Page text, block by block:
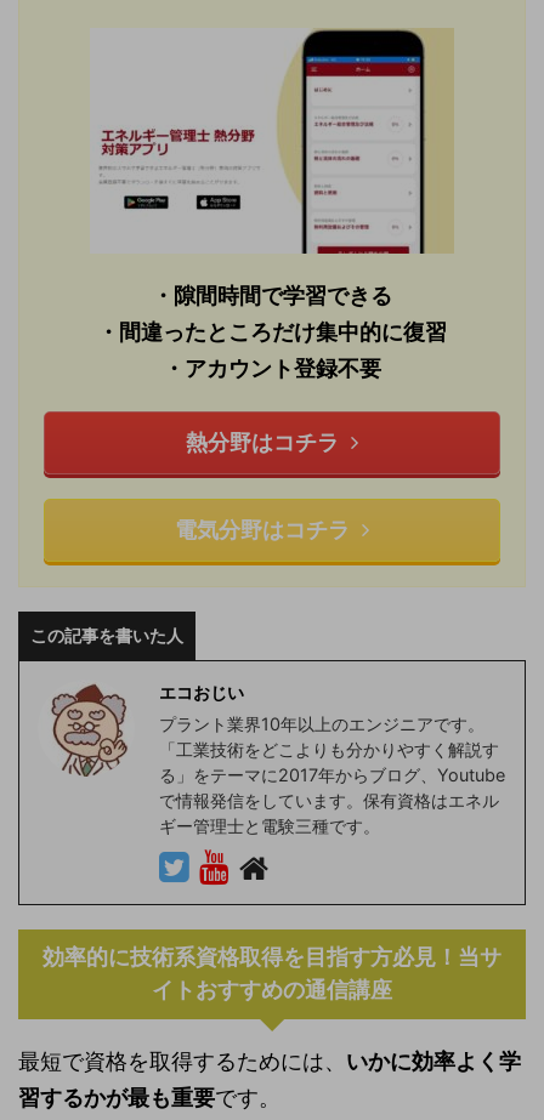
・隙間時間で学習できる
・間違ったところだけ集中的に復習
・アカウント登録不要
熱分野はコチラ
電気分野はコチラ
この記事を書いた人
エコおじい
プラント業界10年以上のエンジニアです。
「工業技術をどこよりも分かりやすく解説す
る」をテーマに2017年からブログ、Youtube
で情報発信をしています。保有資格はエネル
ギー管理士と電験三種です。
効率的に技術系資格取得を目指す方必見！当サ
イトおすすめの通信講座
最短で資格を取得するためには、 いかに効率よく学
習するかが最も重要です。